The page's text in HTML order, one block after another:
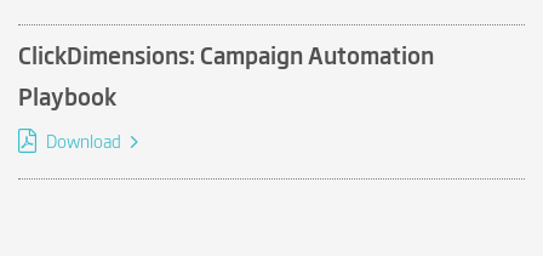
ClickDimensions: Campaign Automation
Playbook
Download